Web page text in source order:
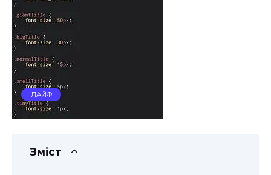
ЛАЙФ
Зміст